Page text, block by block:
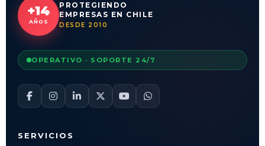
+14
AÑOS
PROTEGIENDO
EMPRESAS EN CHILE
DESDE 2010
OPERATIVO · SOPORTE 24/7
SERVICIOS